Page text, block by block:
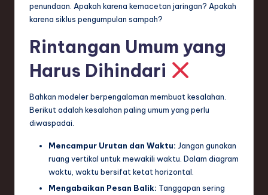
penundaan. Apakah karena kemacetan jaringan? Apakah
karena siklus pengumpulan sampah?
Rintangan Umum yang
Harus Dihindari
Bahkan modeler berpengalaman membuat kesalahan.
Berikut adalah kesalahan paling umum yang perlu
diwaspadai.
Mencampur Urutan dan Waktu: Jangan gunakan
ruang vertikal untuk mewakili waktu. Dalam diagram
waktu, waktu bersifat ketat horizontal.
Mengabaikan Pesan Balik: Tanggapan sering